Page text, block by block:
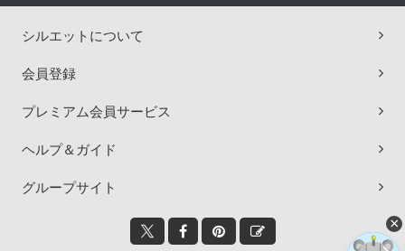
シルエットについて
会員登録
プレミアム会員サービス
ヘルプ＆ガイド
グループサイト
×